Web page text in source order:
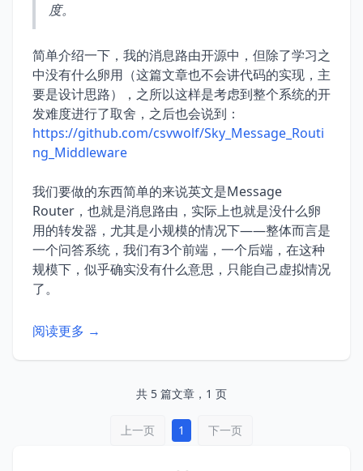
度。
简单介绍一下，我的消息路由开源中，但除了学习之
中没有什么卵用（这篇文章也不会讲代码的实现，主
要是设计思路），之所以这样是考虑到整个系统的开
发难度进行了取舍，之后也会说到：
https://github.com/csvwolf/Sky_Message_Routi
ng_Middleware
我们要做的东西简单的来说英文是Message
Router，也就是消息路由，实际上也就是没什么卵
用的转发器，尤其是小规模的情况下——整体而言是
一个问答系统，我们有3个前端，一个后端，在这种
规模下，似乎确实没有什么意思，只能自己虚拟情况
了。
阅读更多 →
共 5 篇文章，1 页
上一页 1 下一页